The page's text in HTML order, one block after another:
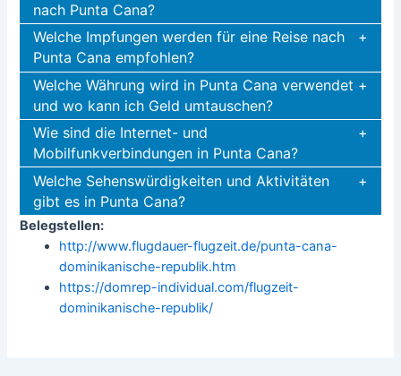
nach Punta Cana?
Welche Impfungen werden für eine Reise nach
Punta Cana empfohlen?
Welche Währung wird in Punta Cana verwendet
und wo kann ich Geld umtauschen?
Wie sind die Internet- und
Mobilfunkverbindungen in Punta Cana?
Welche Sehenswürdigkeiten und Aktivitäten
gibt es in Punta Cana?
Belegstellen:
http://www.flugdauer-flugzeit.de/punta-cana-
dominikanische-republik.htm
https://domrep-individual.com/flugzeit-
dominikanische-republik/